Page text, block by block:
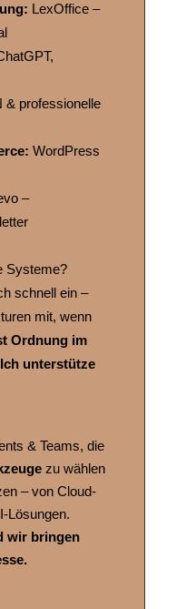
LexOffice –
& professionelle
WordPress
–
Systeme?
schnell ein –
mit, wenn
Ordnung im
unterstütze
& Teams, die
zu wählen
– von Cloud-
Lösungen.
wir bringen